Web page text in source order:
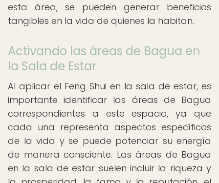
esta área, se pueden generar beneficios
tangibles en la vida de quienes la habitan.
Activando las áreas de Bagua en
la Sala de Estar
Al aplicar el Feng Shui en la sala de estar, es
importante identificar las áreas de Bagua
correspondientes a este espacio, ya que
cada una representa aspectos específicos
de la vida y se puede potenciar su energía
de manera consciente. Las áreas de Bagua
en la sala de estar suelen incluir la riqueza y